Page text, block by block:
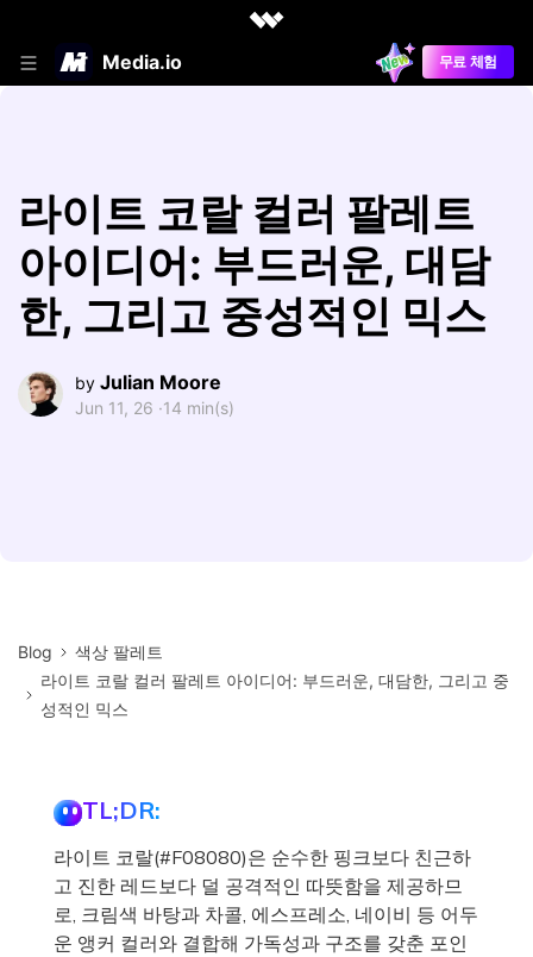
Media.io 무료 체험
라이트 코랄 컬러 팔레트
아이디어: 부드러운, 대담
한, 그리고 중성적인 믹스
by Julian Moore
Jun 11, 26 ·14 min(s)
Blog
색상 팔레트
라이트 코랄 컬러 팔레트 아이디어: 부드러운, 대담한, 그리고 중
성적인 믹스
TL;DR:
라이트 코랄(#F08080)은 순수한 핑크보다 친근하
고 진한 레드보다 덜 공격적인 따뜻함을 제공하므
로, 크림색 바탕과 차콜, 에스프레소, 네이비 등 어두
운 앵커 컬러와 결합해 가독성과 구조를 갖춘 포인